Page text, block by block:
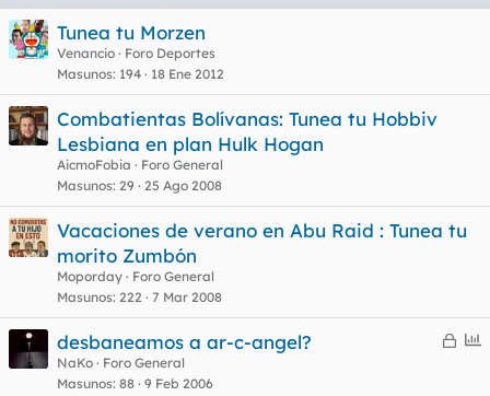
Tunea tu Morzen
Venancio
Foro Deportes
Masunos 194 18 Ene 2012
Combatientas Bolívanas: Tunea tu Hobbiv
Lesbiana en plan Hulk Hogan
AicmoFobia
Foro General
Masunos 29 25 Ago 2008
Vacaciones de verano en Abu Raid : Tunea tu
morito Zumbón
Moporday
Foro General
Masunos 222 7 Mar 2008
C
E
desbaneamos a ar-c-angel?
NaKo
Foro General
Masunos 88 9 Feb 2006